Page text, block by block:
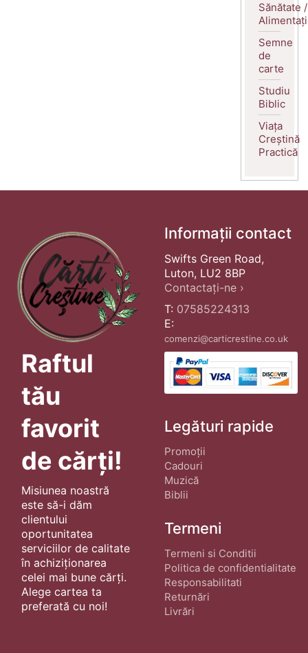
Sănătate /
Semne
de
carte
Studiu
Biblic
Viața
Creștină
Practică
Raftul
tău
favorit
de cărți!
Misiunea noastră
este să-i dăm
clientului
oportunitatea
serviciilor de calitate
în achiziționarea
celei mai bune cărți.
Alege cartea ta
preferată cu noi!
Informații contact
Swifts Green Road,
Luton, LU2 8BP
Contactați-ne ›
T: 07585224313
E:
comenzi@carticrestine.co.uk
Legături rapide
Promoții
Cadouri
Muzică
Biblii
Termeni
Termeni si Conditii
Politica de confidentialitate
Responsabilitati
Returnări
Livrări